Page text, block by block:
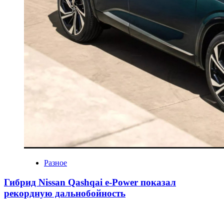
Разное
Гибрид Nissan Qashqai e-Power показал
рекордную дальнобойность